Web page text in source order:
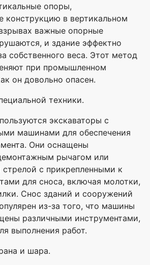
опоры,
в вертикальном
важные опорные
и здание эффектно
собственного веса. Этот метод
при промышленном
он довольно опасен.
техники.
экскаваторы с
машинами для обеспечения
Они оснащены
рычагом или
стрелой с прикрепленными к
для сноса, включая молотки,
Снос зданий и сооружений
из-за того, что машины
различными инструментами,
выполнения работ.
и шара.